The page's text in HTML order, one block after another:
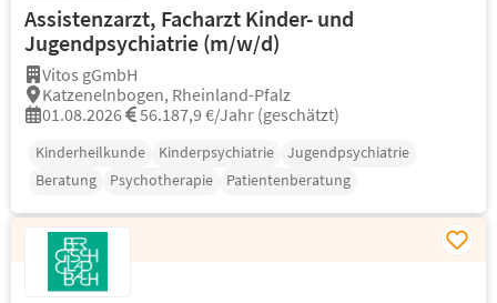
Assistenzarzt, Facharzt Kinder- und
Jugendpsychiatrie (m/w/d)
Vitos gGmbH
Katzenelnbogen, Rheinland-Pfalz
01.08.2026
56.187,9 €/Jahr (geschätzt)
Kinderheilkunde Kinderpsychiatrie
Jugendpsychiatrie
Beratung
Psychotherapie Patientenberatung